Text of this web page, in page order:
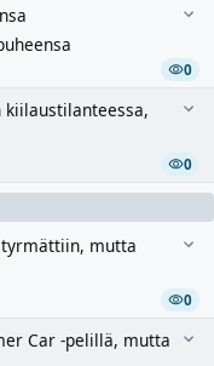
0
0
tyrmättiin, mutta
0
Car -pelillä, mutta